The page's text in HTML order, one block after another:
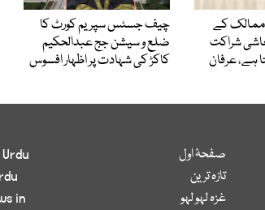
ممالک کے
شراکت
ہے، عرفان
چیف جسٹس سپریم کورٹ کا
ضلع و سیشن جج عبدالحکیم
کاکڑ کی شہادت پر اظہار افسوس
صفحۂ اول
تازہ ترین
غزہ لہو لہو
in